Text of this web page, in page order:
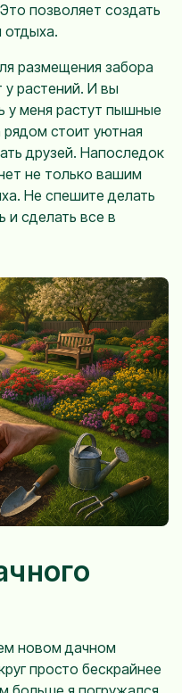
позволяет создать
размещения забора
у растений. И вы
у меня растут пышные
рядом стоит уютная
друзей. Напоследок
не только вашим
Не спешите делать
сделать все в
новом дачном
просто бескрайнее